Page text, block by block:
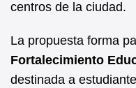
k
centros de la ciudad.
La propuesta forma
Fortalecimiento
destinada a